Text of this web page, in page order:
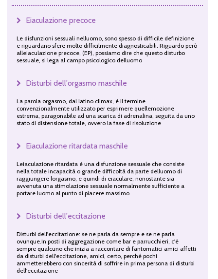
Eiaculazione precoce
Le disfunzioni sessuali nelluomo, sono spesso di difficile definizione
e riguardano sfere molto difficilmente diagnosticabili. Riguardo però
alleiaculazione precoce, (EP), possiamo dire che questo disturbo
sessuale, si lega al campo psicologico delluomo
Disturbi dell'orgasmo maschile
La parola orgasmo, dal latino climax, è il termine
convenzionalmente utilizzato per esprimere quellemozione
estrema, paragonabile ad una scarica di adrenalina, seguita da uno
stato di distensione totale, ovvero la fase di risoluzione
Eiaculazione ritardata maschile
Leiaculazione ritardata è una disfunzione sessuale che consiste
nella totale incapacità o grande difficoltà da parte delluomo di
raggiungere lorgasmo, e quindi di eiaculare, nonostante sia
avvenuta una stimolazione sessuale normalmente sufficiente a
portare luomo al punto di piacere massimo.
Disturbi dell'eccitazione
Disturbi dell'eccitazione: se ne parla da sempre e se ne parla
ovunque.In posti di aggregazione come bar e parrucchieri, c'è
sempre qualcuno che inizia a raccontare di fantomatici amici affetti
da disturbi dell'eccitazione, amici, certo, perché pochi
ammetterebbero con sincerità di soffrire in prima persona di disturbi
dell'eccitazione